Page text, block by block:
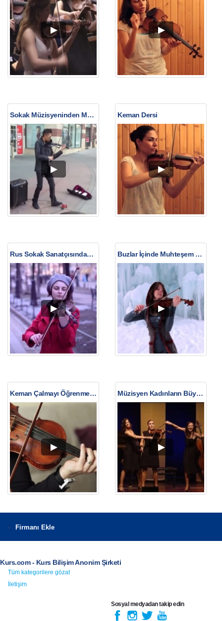
Sokak Müzisyeninden Muhteşem Keman Dinletisi Keman Dersi
Rus Sokak Sanatçısından Müthiş Keman Dinletisi Buzlar İçinde Muhteşem Bir Keman Performansı
Keman Çalmayı Öğrenmek Kolay Mıdır? Müzisyen Kadınların Büyük Kapışması
Firmanı Ekle
Kurs.com - Kurs Bilişim Anonim Şirketi
Tüm kategorilere gözat
İletişim
Sosyal medyadan takip edin